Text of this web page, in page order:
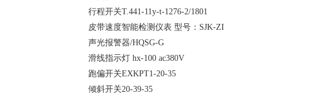
行程开关T.441-11y-t-1276-2/1801
皮带速度智能检测仪表 型号：SJK-ZI
声光报警器/HQSG-G
滑线指示灯 hx-100 ac380V
跑偏开关EXKPT1-20-35
倾斜开关20-39-35